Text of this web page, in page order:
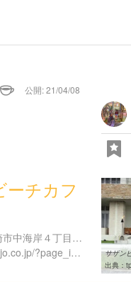
公開: 21/04/08
ーチカフ
神奈川県茅ヶ崎市中海岸４丁目１２９８６
http://www.tpd-jo.co.jp/?page_id=335
サザン
出典：